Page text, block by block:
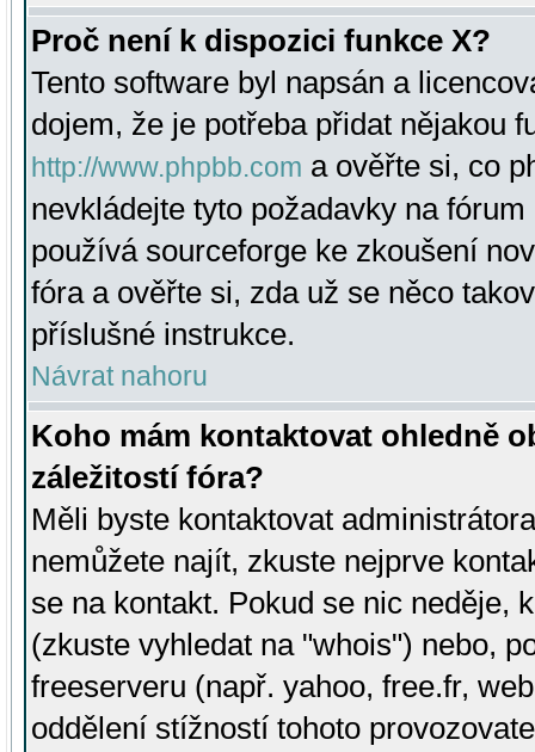
Proč není k dispozici funkce X?
Tento software byl napsán a
dojem, že je potřeba přidat nějakou
http://www.phpbb.com a ověřte si, co
nevkládejte tyto požadavky na
používá sourceforge ke zkoušení
fóra a ověřte si, zda už se něco
příslušné instrukce.
Návrat nahoru
Koho mám kontaktovat ohledně
záležitostí fóra?
Měli byste kontaktovat
nemůžete najít, zkuste nejprve
se na kontakt. Pokud se nic neděje,
(zkuste vyhledat na "whois") nebo,
freeserveru (např. yahoo, free.fr,
oddělení stížností tohoto